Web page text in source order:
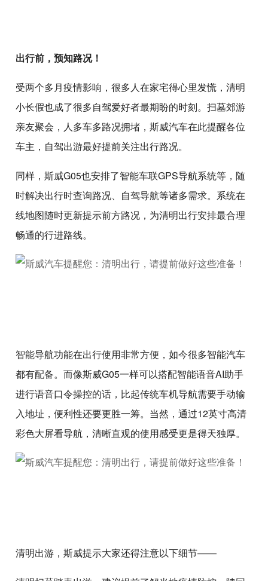
出行前，预知路况！
受两个多月疫情影响，很多人在家宅得心里发慌，清明
小长假也成了很多自驾爱好者最期盼的时刻。扫墓郊游
亲友聚会，人多车多路况拥堵，斯威汽车在此提醒各位
车主，自驾出游最好提前关注出行路况。
同样，斯威G05也安排了智能车联GPS导航系统等，随
时解决出行时查询路况、自驾导航等诸多需求。系统在
线地图随时更新提示前方路况，为清明出行安排最合理
畅通的行进路线。
智能导航功能在出行使用非常方便，如今很多智能汽车
都有配备。而像斯威G05一样可以搭配智能语音AI助手
进行语音口令操控的话，比起传统车机导航需要手动输
入地址，便利性还要更胜一筹。当然，通过12英寸高清
彩色大屏看导航，清晰直观的使用感受更是得天独厚。
清明出游，斯威提示大家还得注意以下细节——